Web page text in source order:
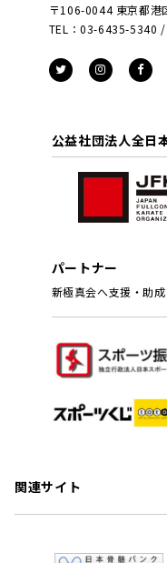
〒106-0044 東京都港
TEL：03-6435-5340
公益社団法人全日
パートナー
新極真会へ支援・助成
関連サイト